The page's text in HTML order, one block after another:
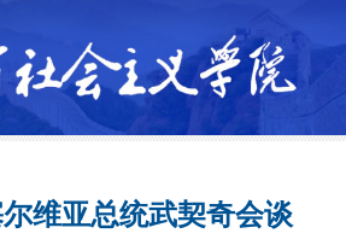
维亚总统武契奇会谈